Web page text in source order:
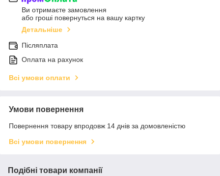
Ви отримаєте замовлення
або гроші повернуться на вашу картку
Детальніше
Післяплата
Оплата на рахунок
Всі умови оплати
Умови повернення
Повернення товару впродовж 14 днів за домовленістю
Всі умови повернення
Подібні товари компанії